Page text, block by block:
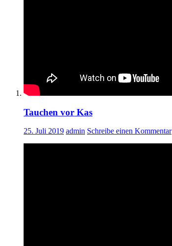
Tauchen vor Kas
25. Juli 2019 admin Schreibe einen Kommentar